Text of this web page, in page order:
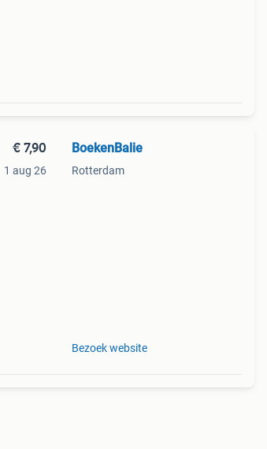
€ 7,90
1 aug 26
BoekenBalie
Rotterdam
Bezoek website